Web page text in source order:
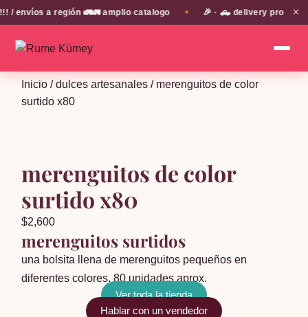
envíos a región 🚛🚛 amplio catalogo 🎉 · 🛻 delivery propio en
✕
Inicio /dulces artesanales / merenguitos de color
surtido x80
merenguitos de color
surtido x80
$2,600
merenguitos surtidos
una bolsita llena de merenguitos pequeños en
diferentes colores. 80 unidades aprox.
Ver toda la tienda
Hablar con un vendedor